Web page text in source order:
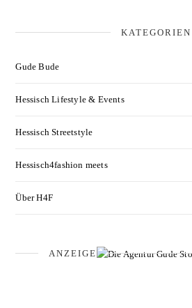
KATEGORIEN
Gude Bude
Hessisch Lifestyle & Events
Hessisch Streetstyle
Hessisch4fashion meets
Über H4F
ANZEIGE